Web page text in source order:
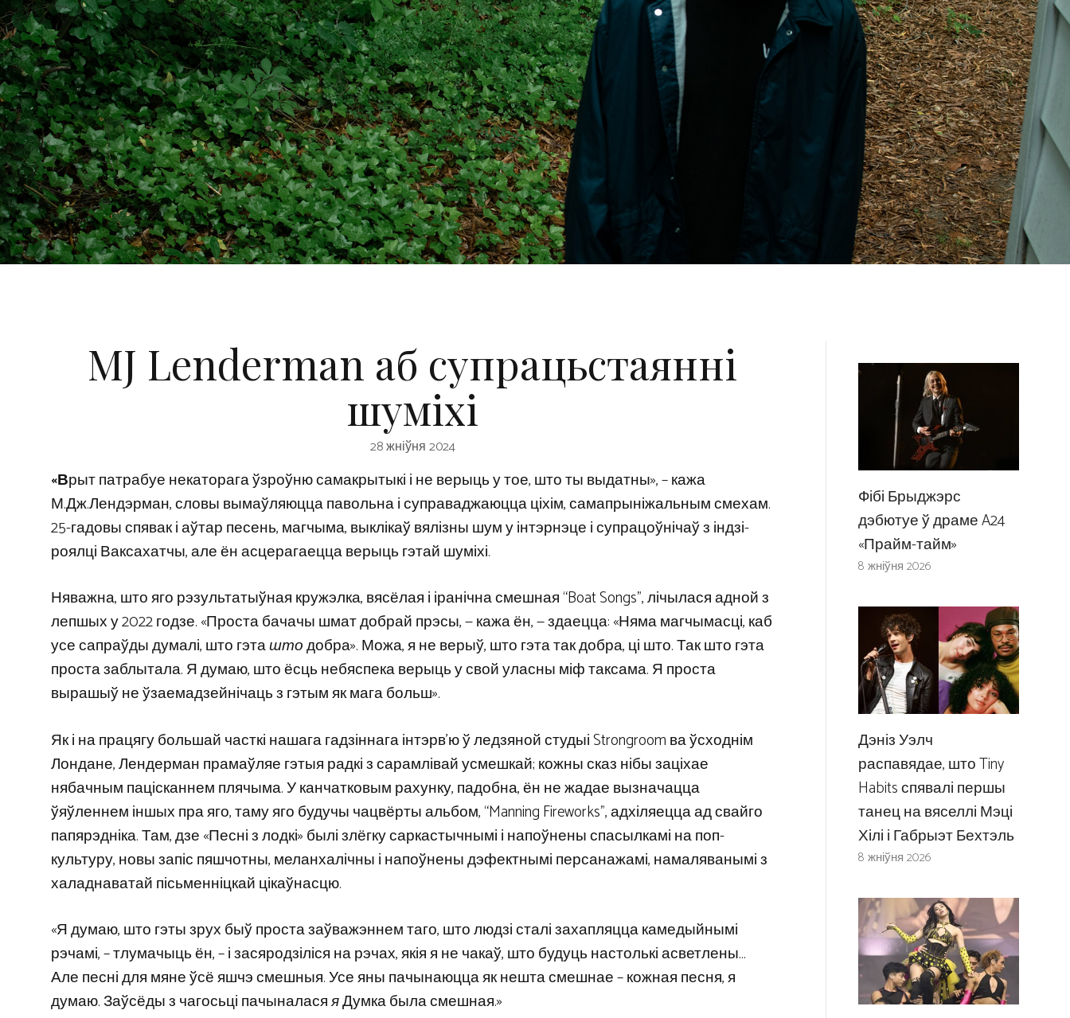
MJ Lenderman аб супрацьстаянні
шуміхі
28 жніўня 2024
«Врыт патрабуе некаторага ўзроўню самакрытыкі і не верыць у тое, што ты выдатны», – кажа
М.Дж.Лендэрман, словы вымаўляюцца павольна і суправаджаюцца ціхім, самапрыніжальным смехам.
25-гадовы спявак і аўтар песень, магчыма, выклікаў вялізны шум у інтэрнэце і супрацоўнічаў з індзі-
роялці Ваксахатчы, але ён асцерагаецца верыць гэтай шуміхі.
Няважна, што яго рэзультатыўная кружэлка, вясёлая і іранічна смешная “Boat Songs”, лічылася адной з
лепшых у 2022 годзе. «Проста бачачы шмат добрай прэсы, — кажа ён, — здаецца: «Няма магчымасці, каб
усе сапраўды думалі, што гэташтодобра». Можа, я не верыў, што гэта так добра, ці што. Так што гэта
проста заблытала. Я думаю, што ёсць небяспека верыць у свой уласны міф таксама. Я проста
вырашыў не ўзаемадзейнічаць з гэтым як мага больш».
Як і на працягу большай часткі нашага гадзіннага інтэрв’ю ў ледзяной студыі Strongroom ва ўсходнім
Лондане, Лендерман прамаўляе гэтыя радкі з сарамлівай усмешкай; кожны сказ нібы заціхае
нябачным пацісканнем плячыма. У канчатковым рахунку, падобна, ён не жадае вызначацца
ўяўленнем іншых пра яго, таму яго будучы чацвёрты альбом, “Manning Fireworks”, адхіляецца ад свайго
папярэдніка. Там, дзе «Песні з лодкі» былі злёгку саркастычнымі і напоўнены спасылкамі на поп-
культуру, новы запіс пяшчотны, меланхалічны і напоўнены дэфектнымі персанажамі, намаляванымі з
халаднаватай пісьменніцкай цікаўнасцю.
«Я думаю, што гэты зрух быў проста заўважэннем таго, што людзі сталі захапляцца камедыйнымі
рэчамі, – тлумачыць ён, – і засяродзіліся на рэчах, якія я не чакаў, што будуць настолькі асветлены…
Але песні для мяне ўсё яшчэ смешныя. Усе яны пачынаюцца як нешта смешнае – кожная песня, я
думаю. Заўсёды з чагосьці пачыналасяяДумка была смешная.»
Фібі Брыджэрс
дэбютуе ў драме A24
«Прайм-тайм»
8 жніўня 2026
Дэніз Уэлч
распавядае, што Tiny
Habits спявалі першы
танец на вяселлі Мэці
Хілі і Габрыэт Бехтэль
8 жніўня 2026